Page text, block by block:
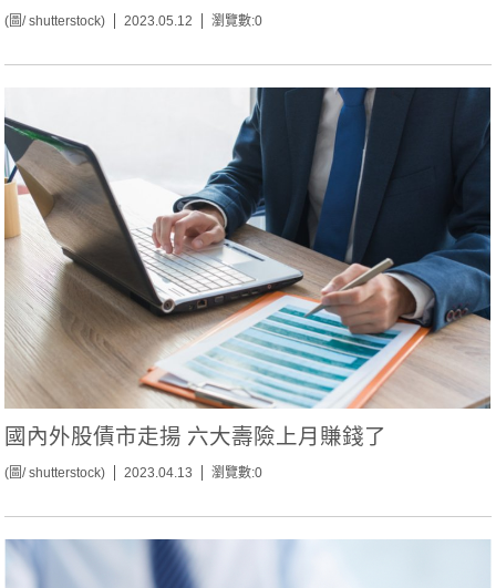
(圖/ shutterstock) 2023.05.12 瀏覽數:0
國內外股債市走揚 六大壽險上月賺錢了
(圖/ shutterstock) 2023.04.13 瀏覽數:0